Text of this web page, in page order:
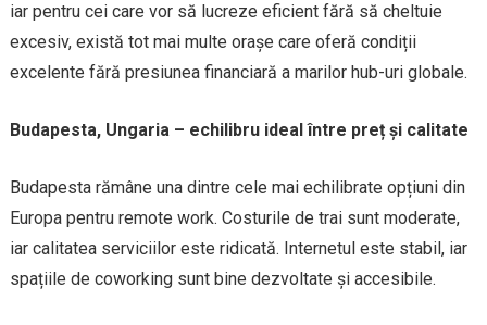
iar pentru cei care vor să lucreze eficient fără să cheltuie
excesiv, există tot mai multe orașe care oferă condiții
excelente fără presiunea financiară a marilor hub-uri globale.
Budapesta, Ungaria – echilibru ideal între preț și calitate
Budapesta rămâne una dintre cele mai echilibrate opțiuni din
Europa pentru remote work. Costurile de trai sunt moderate,
iar calitatea serviciilor este ridicată. Internetul este stabil, iar
spațiile de coworking sunt bine dezvoltate și accesibile.